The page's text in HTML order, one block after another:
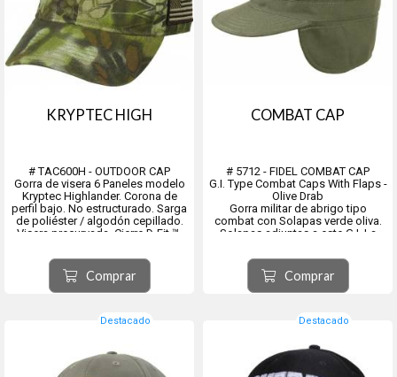
KRYPTEC HIGH
# TAC600H - OUTDOOR CAP
Gorra de visera 6 Paneles modelo
Kryptec Highlander. Corona de
perfil bajo. No estructurado. Sarga
de poliéster / algodón cepillado.
Visera precurvada. Cierre D-Fit ™.
Parche de scout con la bandera
americana a tono en el lateral.
Banda para...
Comprar
COMBAT CAP
# 5712 - FIDEL COMBAT CAP
G.I. Type Combat Caps With Flaps -
Olive Drab
Gorra militar de abrigo tipo
combat con Solapas verde oliva.
Solapas adjuntas a este G.I. La
para desafiar los elementos del
clima frío, protegiendo no solo la
cabeza, sino también las orejas...
Comprar
Destacado Destacado